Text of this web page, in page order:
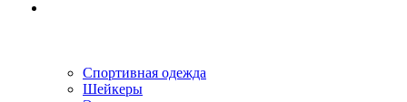
Спортивная одежда
Шейкеры